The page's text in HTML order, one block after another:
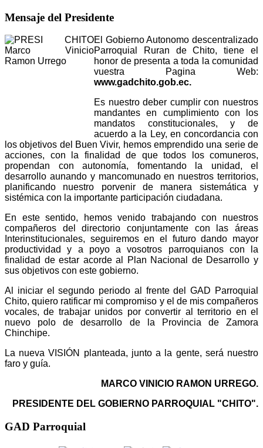
Mensaje del Presidente
El Gobierno Autonomo descentralizado
Parroquial Ruran de Chito, tiene el
honor de presenta a toda la comunidad
vuestra Pagina Web:
www.gadchito.gob.ec.
Es nuestro deber cumplir con nuestros
mandantes en cumplimiento con los
mandatos constitucionales, y de
acuerdo a la Ley, en concordancia con
los objetivos del Buen Vivir, hemos emprendido una serie de
acciones, con la finalidad de que todos los comuneros,
propendan con autonomía, fomentando la unidad, el
desarrollo aunando y mancomunado en nuestros territorios,
planificando nuestro porvenir de manera sistemática y
sistémica con la importante participación ciudadana.
En este sentido, hemos venido trabajando con nuestros
compañeros del directorio conjuntamente con las áreas
Interinstitucionales, seguiremos en el futuro dando mayor
productividad y a poyo a vosotros parroquianos con la
finalidad de estar acorde al Plan Nacional de Desarrollo y
sus objetivos con este gobierno.
Al iniciar el segundo periodo al frente del GAD Parroquial
Chito, quiero ratificar mi compromiso y el de mis compañeros
vocales, de trabajar unidos por convertir al territorio en el
nuevo polo de desarrollo de la Provincia de Zamora
Chinchipe.
La nueva VISIÓN planteada, junto a la gente, será nuestro
faro y guía.
MARCO VINICIO RAMON URREGO.
PRESIDENTE DEL GOBIERNO PARROQUIAL "CHITO".
GAD Parroquial